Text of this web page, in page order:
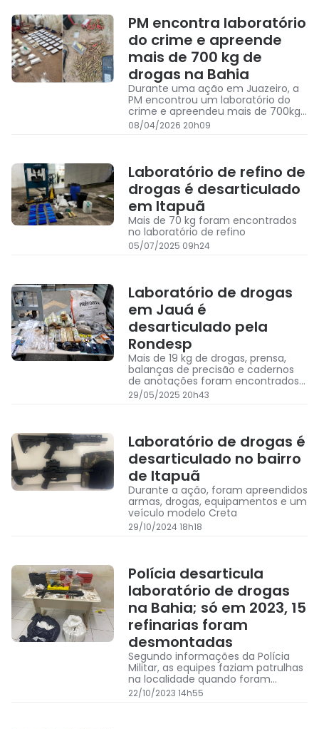
PM encontra laboratório
do crime e apreende
mais de 700 kg de
drogas na Bahia
Durante uma ação em Juazeiro, a
PM encontrou um laboratório do
crime e apreendeu mais de 700kg
de drogas diversas e munições
08/04/2026 20h09
Laboratório de refino de
drogas é desarticulado
em Itapuã
Mais de 70 kg foram encontrados
no laboratório de refino
05/07/2025 09h24
Laboratório de drogas
em Jauá é
desarticulado pela
Rondesp
Mais de 19 kg de drogas, prensa,
balanças de precisão e cadernos
de anotações foram encontrados
no laboratórios de drogas em Jauá
29/05/2025 20h43
Laboratório de drogas é
desarticulado no bairro
de Itapuã
Durante a ação, foram apreendidos
armas, drogas, equipamentos e um
veículo modelo Creta
29/10/2024 18h18
Polícia desarticula
laboratório de drogas
na Bahia; só em 2023, 15
refinarias foram
desmontadas
Segundo informações da Polícia
Militar, as equipes faziam patrulhas
na localidade quando foram
acionadas por moradores que
relataram um cheiro forte vindo de
22/10/2023 14h55